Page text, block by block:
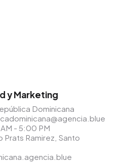
y Marketing
Dominicana
- 5:00 PM
Prats Ramirez, Santo